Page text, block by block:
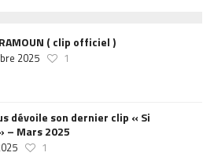
( clip officiel )
2025 1
dévoile son dernier clip « Si
– Mars 2025
1